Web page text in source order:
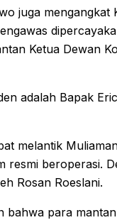
juga mengangkat
Ketua Dewan
adalah Bapak
melantik
resmi beroperasi.
Rosan Roeslani.
bahwa para